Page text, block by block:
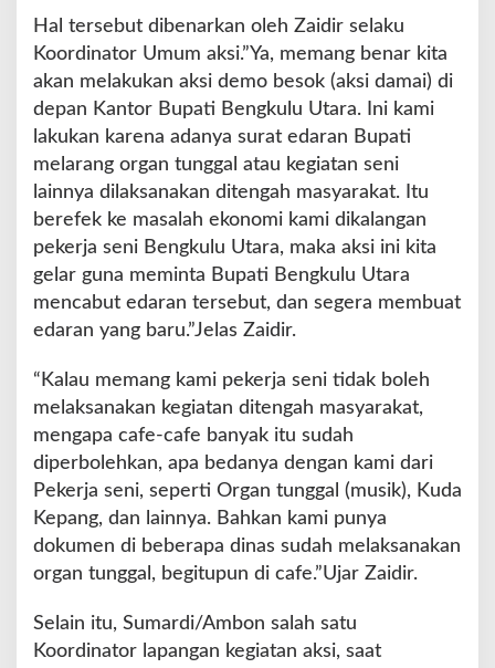
Hal tersebut dibenarkan oleh Zaidir selaku
Koordinator Umum aksi.”Ya, memang benar kita
akan melakukan aksi demo besok (aksi damai) di
depan Kantor Bupati Bengkulu Utara. Ini kami
lakukan karena adanya surat edaran Bupati
melarang organ tunggal atau kegiatan seni
lainnya dilaksanakan ditengah masyarakat. Itu
berefek ke masalah ekonomi kami dikalangan
pekerja seni Bengkulu Utara, maka aksi ini kita
gelar guna meminta Bupati Bengkulu Utara
mencabut edaran tersebut, dan segera membuat
edaran yang baru.”Jelas Zaidir.
“Kalau memang kami pekerja seni tidak boleh
melaksanakan kegiatan ditengah masyarakat,
mengapa cafe-cafe banyak itu sudah
diperbolehkan, apa bedanya dengan kami dari
Pekerja seni, seperti Organ tunggal (musik), Kuda
Kepang, dan lainnya. Bahkan kami punya
dokumen di beberapa dinas sudah melaksanakan
organ tunggal, begitupun di cafe.”Ujar Zaidir.
Selain itu, Sumardi/Ambon salah satu
Koordinator lapangan kegiatan aksi, saat